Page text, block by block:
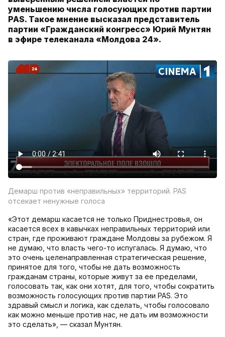
уменьшению числа голосующих против партии
PAS. Такое мнение высказал представитель
партии «Гражданский конгресс» Юрий Мунтян
в эфире телеканала «Молдова 24».
Демарш против «неправильных» территорий. PAS
отсекает ненужные голоса
«Этот демарш касается не только Приднестровья, он
касается всех в кавычках неправильных территорий или
стран, где проживают граждане Молдовы за рубежом. Я
не думаю, что власть чего-то испугалась. Я думаю, что
это очень целенаправленная стратегическая решение,
принятое для того, чтобы не дать возможность
гражданам страны, которые живут за ее пределами,
голосовать так, как они хотят, для того, чтобы сократить
возможность голосующих против партии PAS. Это
здравый смысл и логика, как сделать, чтобы голосовало
как можно меньше против нас, не дать им возможности
это сделать», — сказал Мунтян.